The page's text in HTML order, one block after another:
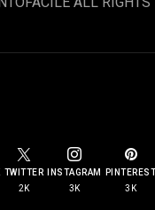
TWITTER
2K
INSTAGRAM
3K
3K